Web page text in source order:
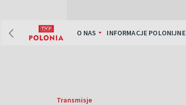
O NAS INFORMACJE POLONIJNE
Transmisje